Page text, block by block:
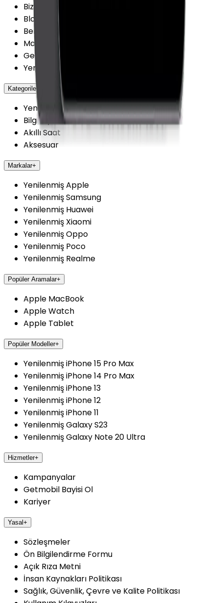
Biz kimiz?
Blog
Belgelerimiz
Mağazalarımız
Getmobil Güvenilir Mi?
Yenilenmiş Cihazlarda Güvence
Kategoriler
Yenilenmiş Cep Telefonu
Bilgisayar / Tablet
Akıllı Saat
Aksesuar
Markalar+
Yenilenmiş Apple
Yenilenmiş Samsung
Yenilenmiş Huawei
Yenilenmiş Xiaomi
Yenilenmiş Oppo
Yenilenmiş Poco
Yenilenmiş Realme
Popüler Aramalar+
Apple MacBook
Apple Watch
Apple Tablet
Popüler Modeller+
Yenilenmiş iPhone 15 Pro Max
Yenilenmiş iPhone 14 Pro Max
Yenilenmiş iPhone 13
Yenilenmiş iPhone 12
Yenilenmiş iPhone 11
Yenilenmiş Galaxy S23
Yenilenmiş Galaxy Note 20 Ultra
Hizmetler+
Kampanyalar
Getmobil Bayisi Ol
Kariyer
Yasal+
Sözleşmeler
Ön Bilgilendirme Formu
Açık Rıza Metni
İnsan Kaynakları Politikası
Sağlık, Güvenlik, Çevre ve Kalite Politikası